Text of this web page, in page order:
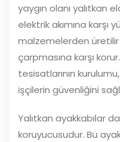
yaygın olanı yalıtkan
elektrik akımına karşı
malzemelerden
çarpmasına karşı
tesisatlarının
işçilerin güvenliğini
Yalıtkan ayakkabılar
koruyucusudur. Bu